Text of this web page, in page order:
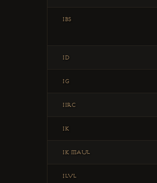
IBS
ID
IG
IIRC
IK
IK MAUL
ILVL